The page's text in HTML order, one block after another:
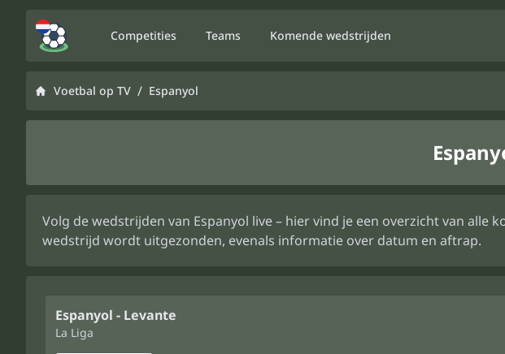
Competities Teams Komende wedstrijden
Voetbal op TV / Espanyol
Volg de wedstrijden van Espanyol live – hier vind je een overzicht van
wedstrijd wordt uitgezonden, evenals informatie over datum en aftrap.
Espanyol - Levante
La Liga